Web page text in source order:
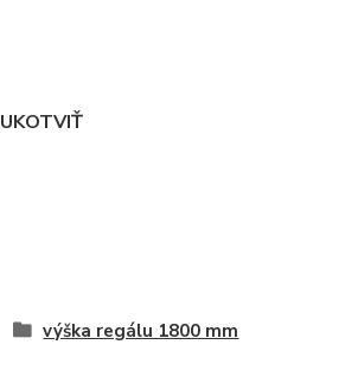
výška regálu 1800 mm